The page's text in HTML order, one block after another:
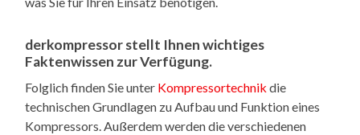
derkompressor stellt Ihnen wichtiges
Faktenwissen zur Verfügung.
Folglich finden Sie unter Kompressortechnik die
technischen Grundlagen zu Aufbau und Funktion eines
Kompressors. Außerdem werden die verschiedenen